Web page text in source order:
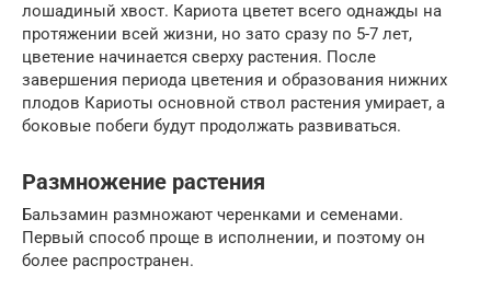
лошадиный хвост. Кариота цветет всего однажды на
протяжении всей жизни, но зато сразу по 5-7 лет,
цветение начинается сверху растения. После
завершения периода цветения и образования нижних
плодов Кариоты основной ствол растения умирает, а
боковые побеги будут продолжать развиваться.
Размножение растения
Бальзамин размножают черенками и семенами.
Первый способ проще в исполнении, и поэтому он
более распространен.